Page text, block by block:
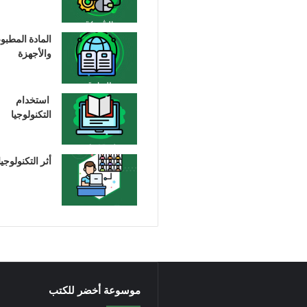
المادة
والأجهزة
استخدام
التكنولوجيا
أثر
موسوعة أخضر للكتب